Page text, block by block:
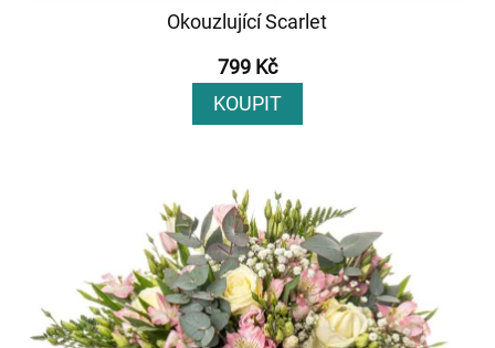
Okouzlující Scarlet
799 Kč
KOUPIT